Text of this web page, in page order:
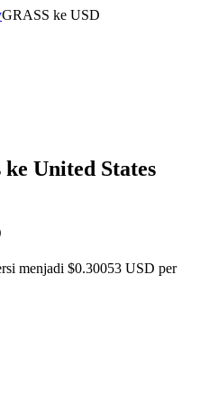
GRASS ke USD
ke United States
menjadi $0.30053 USD per